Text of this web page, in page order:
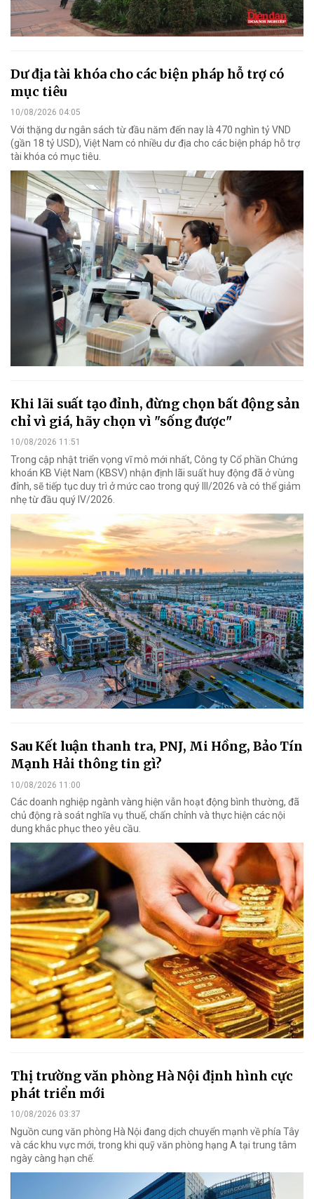
Dư địa tài khóa cho các biện pháp hỗ trợ có
mục tiêu
10/08/2026 04:05
Với thặng dư ngân sách từ đầu năm đến nay là 470 nghìn tỷ VND
(gần 18 tỷ USD), Việt Nam có nhiều dư địa cho các biện pháp hỗ trợ
tài khóa có mục tiêu.
Khi lãi suất tạo đỉnh, đừng chọn bất động sản
chỉ vì giá, hãy chọn vì "sống được"
10/08/2026 11:51
Trong cập nhật triển vọng vĩ mô mới nhất, Công ty Cổ phần Chứng
khoán KB Việt Nam (KBSV) nhận định lãi suất huy động đã ở vùng
đỉnh, sẽ tiếp tục duy trì ở mức cao trong quý III/2026 và có thể giảm
nhẹ từ đầu quý IV/2026.
Sau Kết luận thanh tra, PNJ, Mi Hồng, Bảo Tín
Mạnh Hải thông tin gì?
10/08/2026 11:00
Các doanh nghiệp ngành vàng hiện vẫn hoạt động bình thường, đã
chủ động rà soát nghĩa vụ thuế, chấn chỉnh và thực hiện các nội
dung khắc phục theo yêu cầu.
Thị trường văn phòng Hà Nội định hình cực
phát triển mới
10/08/2026 03:37
Nguồn cung văn phòng Hà Nội đang dịch chuyển mạnh về phía Tây
và các khu vực mới, trong khi quỹ văn phòng hạng A tại trung tâm
ngày càng hạn chế.